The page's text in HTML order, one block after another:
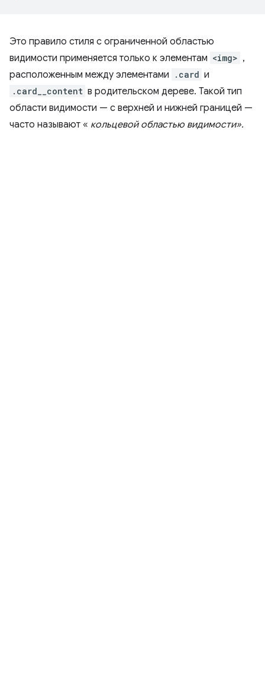
Это правило стиля с ограниченной областью
видимости применяется только к элементам <img> ,
расположенным между элементами
.card и
.card__content в родительском дереве. Такой тип
области видимости — с верхней и нижней границей —
часто называют « кольцевой областью видимости».